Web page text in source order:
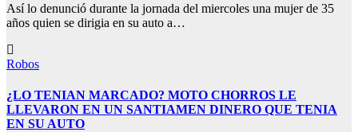
Así lo denunció durante la jornada del miercoles una mujer de 35
años quien se dirigia en su auto a…
Robos
¿LO TENIAN MARCADO? MOTO CHORROS LE
LLEVARON EN UN SANTIAMEN DINERO QUE TENIA
EN SU AUTO